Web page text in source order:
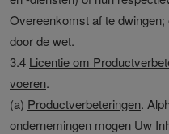
Overeenkomst af te
door de wet.
3.4 Licentie om
voeren.
(a) Productverbeteringen.
ondernemingen mogen Uw